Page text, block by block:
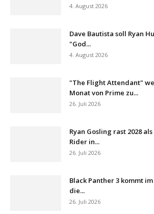
4. August 2026
Dave Bautista soll Ryan
"God...
4. August 2026
"The Flight Attendant"
Monat von Prime zu...
26. Juli 2026
Ryan Gosling rast 2028
Rider in...
26. Juli 2026
Black Panther 3 kommt
die...
26. Juli 2026